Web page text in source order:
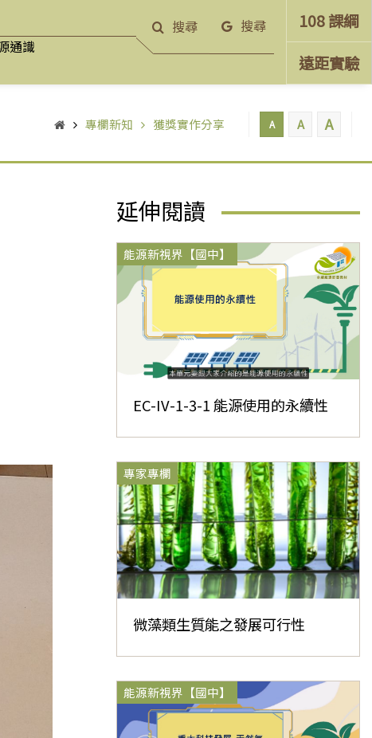
通識
搜尋 搜尋
108 課綱
遠距實驗
專欄新知 獲獎實作分享 A A A
延伸閱讀
能源新視界【國中】
EC-IV-1-3-1 能源使用的永續性
專家專欄
微藻類生質能之發展可行性
能源新視界【國中】